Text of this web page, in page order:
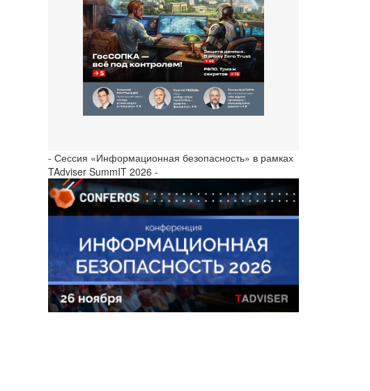
- Сессия «Информационная безопасность» в рамках
TAdviser SummIT 2026 -